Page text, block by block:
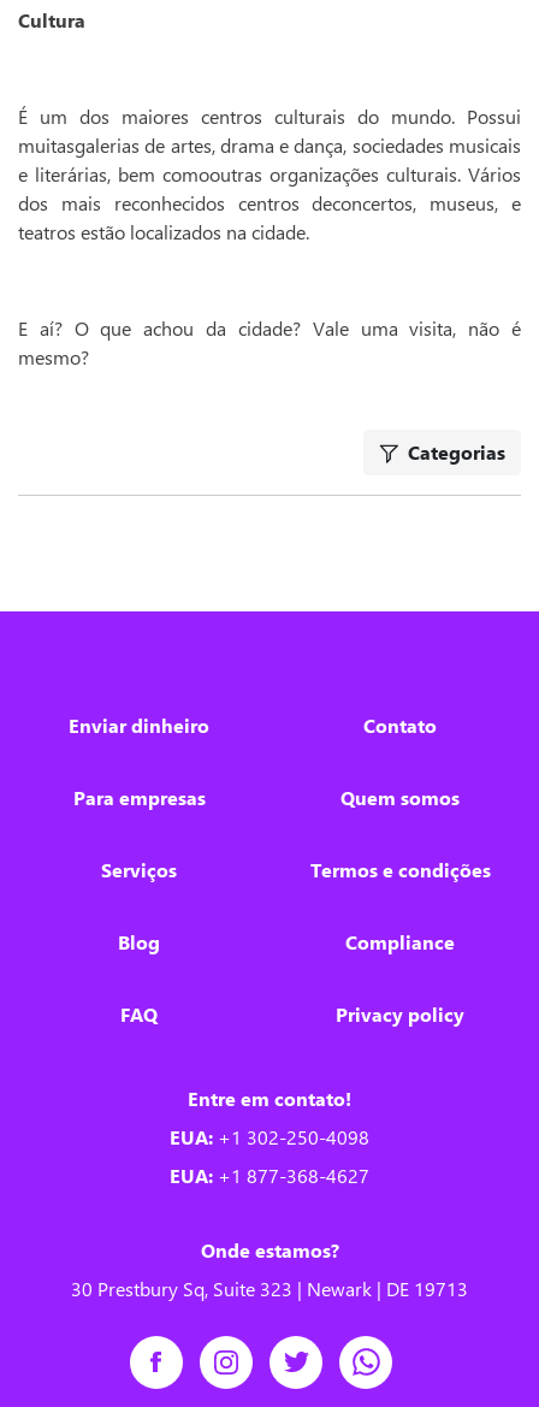
Cultura
É um dos maiores centros culturais do mundo. Possui
muitasgalerias de artes, drama e dança, sociedades musicais
e literárias, bem comooutras organizações culturais. Vários
dos mais reconhecidos centros deconcertos, museus, e
teatros estão localizados na cidade.
E aí? O que achou da cidade? Vale uma visita, não é
mesmo?
Categorias
Enviar dinheiro
Para empresas
Serviços
Blog
FAQ
Contato
Quem somos
Termos e condições
Compliance
Privacy policy
Entre em contato!
EUA: +1 302-250-4098
EUA: +1 877-368-4627
Onde estamos?
30 Prestbury Sq, Suite 323 | Newark | DE 19713